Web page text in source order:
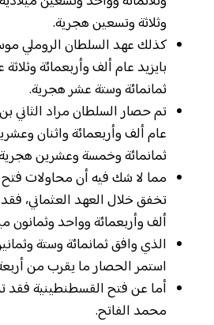
وثلاثة وتسعين هجرية.
كذلك عهد السلطان الروملي
بايزيد عام ألف وأربعمائة
ثمانمائة وستة عشر هجرية.
تم حصار السلطان مراد الثاني
عام ألف وأربعمائة واثنان
ثمانمائة وخمسة وعشرين
مما لا شك فيه أن محاولات
تخفق خلال العهد العثماني،
ألف وأربعمائة وواحد وثمانون
الذي وافق ثمانمائة وستة
استمر الحصار ما يقرب من
أما عن فتح القسطنطينية
محمد الفاتح.